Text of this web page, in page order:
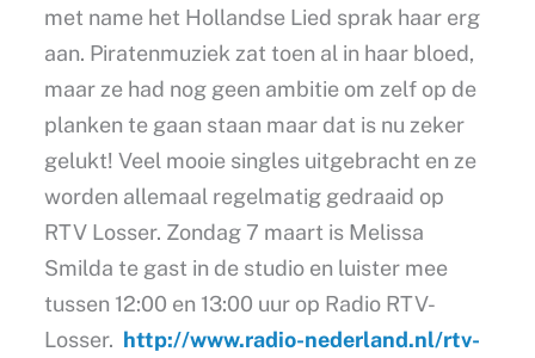
met name het Hollandse Lied sprak haar erg
aan. Piratenmuziek zat toen al in haar bloed,
maar ze had nog geen ambitie om zelf op de
planken te gaan staan maar dat is nu zeker
gelukt! Veel mooie singles uitgebracht en ze
worden allemaal regelmatig gedraaid op
RTV Losser. Zondag 7 maart is Melissa
Smilda te gast in de studio en luister mee
tussen 12:00 en 13:00 uur op Radio RTV-
Losser. http://www.radio-nederland.nl/rtv-